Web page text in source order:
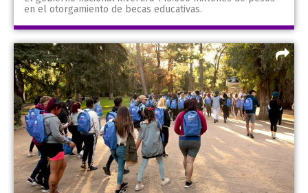
en el otorgamiento de becas educativas.